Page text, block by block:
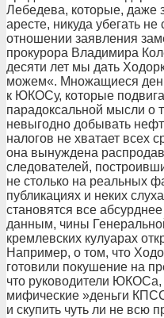
Лебедева, которые, даже
аресте, никуда убегать
отношении заявления
прокурора Владимира
десяти лет мы дать
можем«. Множащиеся
к ЮКОСу, которые
парадоксальной мысли о
невыгодно добывать
налогов не хватает всех
она вынуждена
следователей,
не столько на реальных
публикациях и неких
становятся все
данным, чины
кремлевских кулуарах
Например, о том, что
готовили покушение на
что руководители
мифические »деньги
и скупить чуть ли не всю